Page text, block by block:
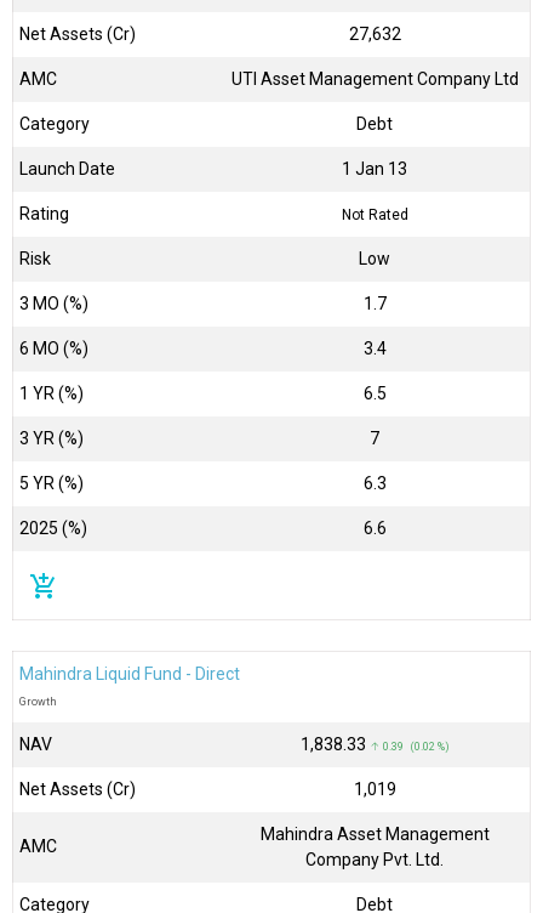
Net Assets (Cr) ₹27,632
AMC UTI Asset Management Company Ltd
Category Debt
Launch Date 1 Jan 13
Rating Not Rated
Risk Low
3 MO (%) 1.7
6 MO (%) 3.4
1 YR (%) 6.5
3 YR (%) 7
5 YR (%) 6.3
2025 (%) 6.6
add_shopping_cart
Mahindra Liquid Fund - Direct
Growth
NAV ₹1,838.33 ↑ 0.39 (0.02 %)
Net Assets (Cr) ₹1,019
AMC
Mahindra Asset Management
Company Pvt. Ltd.
Category Debt